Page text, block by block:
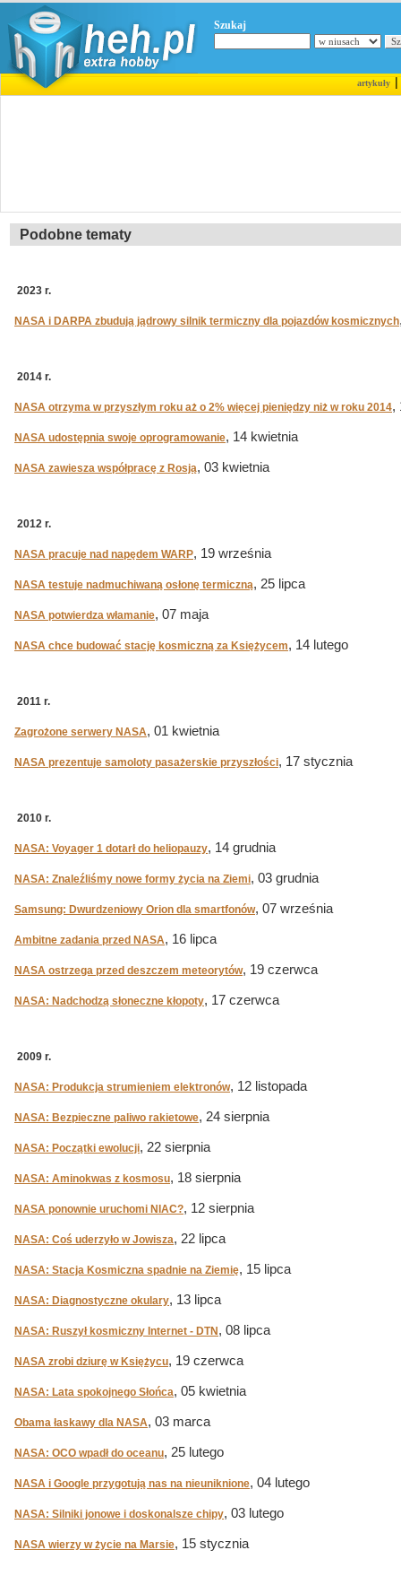
Szukaj
artykuły|
Podobne tematy
2023 r.
NASA i DARPA zbudują jądrowy silnik termiczny dla pojazdów kosmicznych
2014 r.
NASA otrzyma w przyszłym roku aż o 2% więcej pieniędzy niż w roku 2014,
NASA udostępnia swoje oprogramowanie, 14 kwietnia
NASA zawiesza współpracę z Rosją, 03 kwietnia
2012 r.
NASA pracuje nad napędem WARP, 19 września
NASA testuje nadmuchiwaną osłonę termiczną, 25 lipca
NASA potwierdza włamanie, 07 maja
NASA chce budować stację kosmiczną za Księżycem, 14 lutego
2011 r.
Zagrożone serwery NASA, 01 kwietnia
NASA prezentuje samoloty pasażerskie przyszłości, 17 stycznia
2010 r.
NASA: Voyager 1 dotarł do heliopauzy, 14 grudnia
NASA: Znaleźliśmy nowe formy życia na Ziemi, 03 grudnia
Samsung: Dwurdzeniowy Orion dla smartfonów, 07 września
Ambitne zadania przed NASA, 16 lipca
NASA ostrzega przed deszczem meteorytów, 19 czerwca
NASA: Nadchodzą słoneczne kłopoty, 17 czerwca
2009 r.
NASA: Produkcja strumieniem elektronów, 12 listopada
NASA: Bezpieczne paliwo rakietowe, 24 sierpnia
NASA: Początki ewolucji, 22 sierpnia
NASA: Aminokwas z kosmosu, 18 sierpnia
NASA ponownie uruchomi NIAC?, 12 sierpnia
NASA: Coś uderzyło w Jowisza, 22 lipca
NASA: Stacja Kosmiczna spadnie na Ziemię, 15 lipca
NASA: Diagnostyczne okulary, 13 lipca
NASA: Ruszył kosmiczny Internet - DTN , 08 lipca
NASA zrobi dziurę w Księżycu, 19 czerwca
NASA: Lata spokojnego Słońca, 05 kwietnia
Obama łaskawy dla NASA, 03 marca
NASA: OCO wpadł do oceanu, 25 lutego
NASA i Google przygotują nas na nieuniknione, 04 lutego
NASA: Silniki jonowe i doskonalsze chipy, 03 lutego
NASA wierzy w życie na Marsie, 15 stycznia